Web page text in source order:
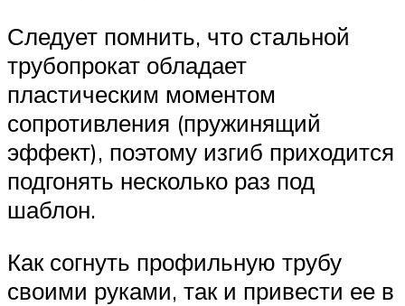
Следует помнить, что стальной
трубопрокат обладает
пластическим моментом
сопротивления (пружинящий
эффект), поэтому изгиб приходится
подгонять несколько раз под
шаблон.
Как согнуть профильную трубу
своими руками, так и привести ее в